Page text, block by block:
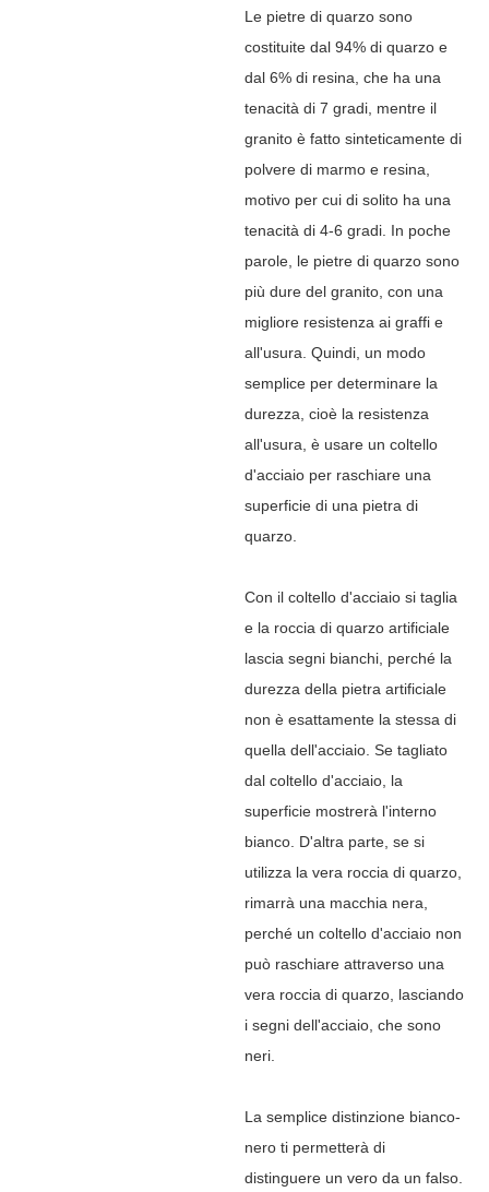
Le pietre di quarzo sono
costituite dal 94% di quarzo e
dal 6% di resina, che ha una
tenacità di 7 gradi, mentre il
granito è fatto sinteticamente di
polvere di marmo e resina,
motivo per cui di solito ha una
tenacità di 4-6 gradi. In poche
parole, le pietre di quarzo sono
più dure del granito, con una
migliore resistenza ai graffi e
all'usura. Quindi, un modo
semplice per determinare la
durezza, cioè la resistenza
all'usura, è usare un coltello
d'acciaio per raschiare una
superficie di una pietra di
quarzo.
Con il coltello d'acciaio si taglia
e la roccia di quarzo artificiale
lascia segni bianchi, perché la
durezza della pietra artificiale
non è esattamente la stessa di
quella dell'acciaio. Se tagliato
dal coltello d'acciaio, la
superficie mostrerà l'interno
bianco. D'altra parte, se si
utilizza la vera roccia di quarzo,
rimarrà una macchia nera,
perché un coltello d'acciaio non
può raschiare attraverso una
vera roccia di quarzo, lasciando
i segni dell'acciaio, che sono
neri.
La semplice distinzione bianco-
nero ti permetterà di
distinguere un vero da un falso.